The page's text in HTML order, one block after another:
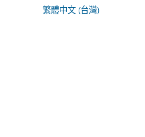
繁體中文 (台灣)